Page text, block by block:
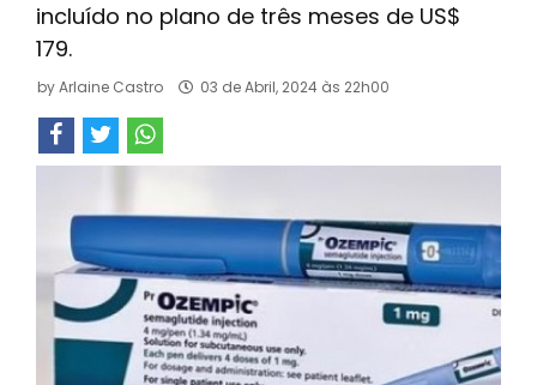
incluído no plano de três meses de US$
179.
byArlaine Castro 03 de Abril, 2024 às 22h00